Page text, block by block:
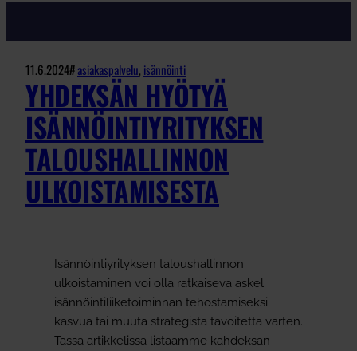
11.6.2024#asiakaspalvelu, isännöinti
YHDEKSÄN HYÖTYÄ
ISÄNNÖINTIYRITYKSEN
TALOUSHALLINNON
ULKOISTAMISESTA
Isännöintiyrityksen taloushallinnon
ulkoistaminen voi olla ratkaiseva askel
isännöintiliiketoiminnan tehostamiseksi
kasvua tai muuta strategista tavoitetta varten.
Tässä artikkelissa listaamme kahdeksan